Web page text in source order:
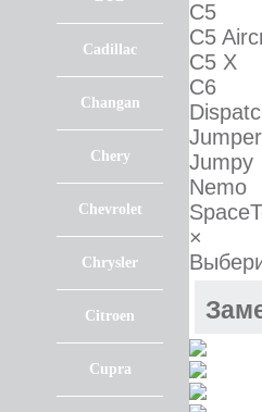
Cadillac
Changan
Chery
Chevrolet
Chrysler
Citroen
Cupra
C5
C5
C5 X
C6
Jumper
Jumpy
Nemo
×